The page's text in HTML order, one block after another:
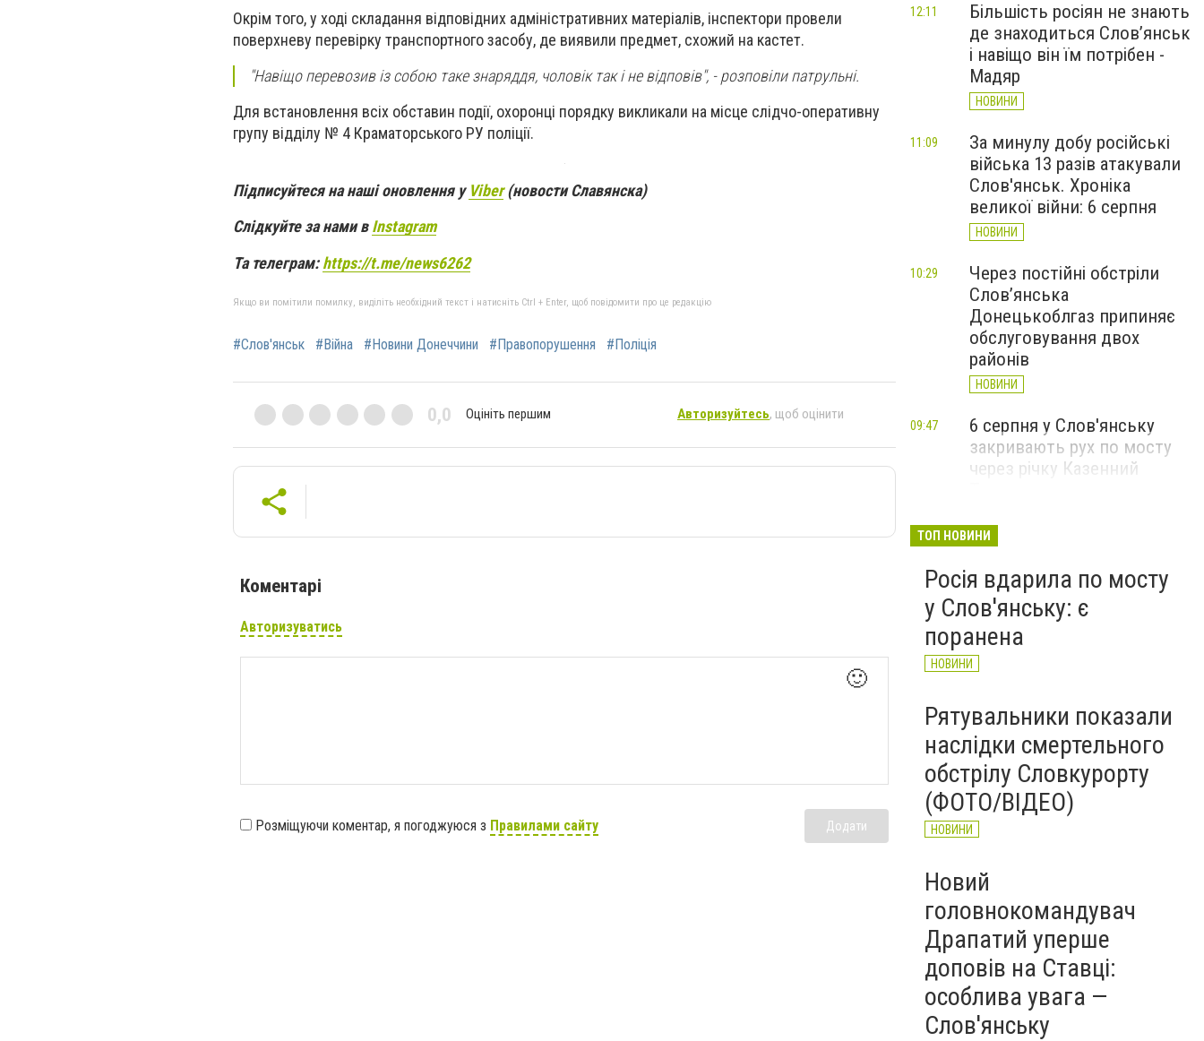
Окрім того, у ході складання відповідних адміністративних матеріалів, інспектори провели
поверхневу перевірку транспортного засобу, де виявили предмет, схожий на кастет.
"Навіщо перевозив із собою таке знаряддя, чоловік так і не відповів", - розповіли патрульні.
Для встановлення всіх обставин події, охоронці порядку викликали на місце слідчо-оперативну
групу відділу № 4 Краматорського РУ поліції.
Підписуйтеся на наші оновлення у Viber(новости Славянска)
Слідкуйте за нами вInstagram
Та телеграм:https://t.me/news6262
Якщо ви помітили помилку, виділіть необхідний текст і натисніть Ctrl + Enter, щоб повідомити про це редакцію
#Слов'янськ #Війна #Новини Донеччини #Правопорушення #Поліція
0,0 Оцініть першим Авторизуйтесь, щоб оцінити
Коментарі
Авторизуватись
🙂
Розміщуючи коментар, я погоджуюся з Правилами сайту Додати
Більшість росіян не знають
де знаходиться Слов’янськ
і навіщо він їм потрібен -
Мадяр
НОВИНИ
12:11
За минулу добу російські
війська 13 разів атакували
Слов'янськ. Хроніка
великої війни: 6 серпня
НОВИНИ
11:09
Через постійні обстріли
Слов’янська
Донецькоблгаз припиняє
обслуговування двох
районів
НОВИНИ
10:29
6 серпня у Слов'янську
закривають рух по мосту
через річку Казенний
09:47
чотири рази атакували FPV-
дрони
ТОП НОВИНИ
Росія вдарила по мосту
у Слов'янську: є
поранена
НОВИНИ
Рятувальники показали
наслідки смертельного
обстрілу Словкурорту
(ФОТО/ВІДЕО)
НОВИНИ
Новий
головнокомандувач
Драпатий уперше
доповів на Ставці:
особлива увага —
Слов'янську